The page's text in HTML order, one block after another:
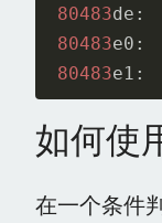
80483de:
80483e0:
80483e1:
如何使
在一个条件